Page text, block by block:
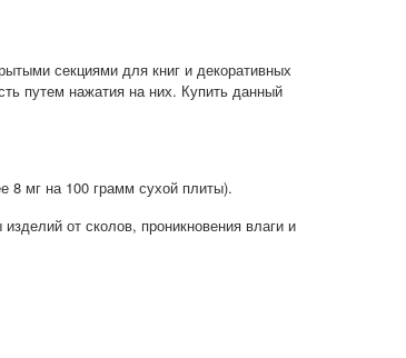
секциями для книг и декоративных
путем нажатия на них. Купить данный
мг на 100 грамм сухой плиты).
от сколов, проникновения влаги и